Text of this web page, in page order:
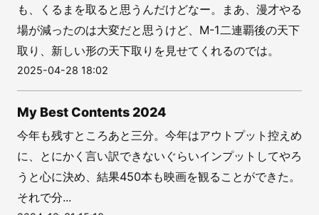
も、くるまを取ると思うんだけどなー。まあ、漫才やる
場が減ったのは大変だと思うけど、M-1二連覇後の天下
取り、新しい形の天下取りを見せてくれるのでは。
2025-04-28 18:02
My Best Contents 2024
今年も残すところあと三分。今年はアウトプット控えめ
に、とにかく言い訳できないぐらいインプットしてやろ
うと心に決め、結果450本も映画を観ることができた。
それで分...